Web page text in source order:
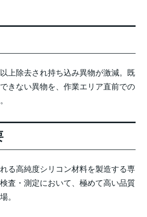
上除去され持ち込み異物が激減。既
きない異物を、作業エリア直前での
る高純度シリコン材料を製造する専
査・測定において、極めて高い品質
。